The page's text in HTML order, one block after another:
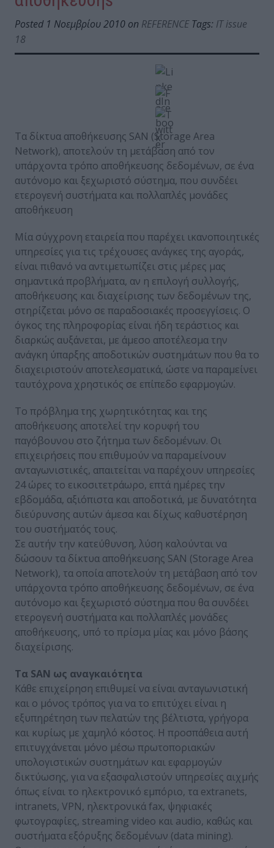
Posted 1 Νοεμβρίου 2010 on REFERENCETags: IT issue
18
Τα δίκτυα αποθήκευσης SAN (Storage Area
Network), αποτελούν τη μετάβαση από τον
υπάρχοντα τρόπο αποθήκευσης δεδομένων, σε ένα
αυτόνομο και ξεχωριστό σύστημα, που συνδέει
ετερογενή συστήματα και πολλαπλές μονάδες
αποθήκευση
Μία σύγχρονη εταιρεία που παρέχει ικανοποιητικές
υπηρεσίες για τις τρέχουσες ανάγκες της αγοράς,
είναι πιθανό να αντιμετωπίζει στις μέρες μας
σημαντικά προβλήματα, αν η επιλογή συλλογής,
αποθήκευσης και διαχείρισης των δεδομένων της,
στηρίζεται μόνο σε παραδοσιακές προσεγγίσεις. Ο
όγκος της πληροφορίας είναι ήδη τεράστιος και
διαρκώς αυξάνεται, με άμεσο αποτέλεσμα την
ανάγκη ύπαρξης αποδοτικών συστημάτων που θα το
διαχειριστούν αποτελεσματικά, ώστε να παραμείνει
ταυτόχρονα χρηστικός σε επίπεδο εφαρμογών.
Το πρόβλημα της χωρητικότητας και της
αποθήκευσης αποτελεί την κορυφή του
παγόβουνου στο ζήτημα των δεδομένων. Οι
επιχειρήσεις που επιθυμούν να παραμείνουν
ανταγωνιστικές, απαιτείται να παρέχουν υπηρεσίες
24 ώρες το εικοσιτετράωρο, επτά ημέρες την
εβδομάδα, αξιόπιστα και αποδοτικά, με δυνατότητα
διεύρυνσης αυτών άμεσα και δίχως καθυστέρηση
του συστήματός τους.
Σε αυτήν την κατεύθυνση, λύση καλούνται να
δώσουν τα δίκτυα αποθήκευσης SAN (Storage Area
Network), τα οποία αποτελούν τη μετάβαση από τον
υπάρχοντα τρόπο αποθήκευσης δεδομένων, σε ένα
αυτόνομο και ξεχωριστό σύστημα που θα συνδέει
ετερογενή συστήματα και πολλαπλές μονάδες
αποθήκευσης, υπό το πρίσμα μίας και μόνο βάσης
διαχείρισης.
Τα SAN ως αναγκαιότητα
Κάθε επιχείρηση επιθυμεί να είναι ανταγωνιστική
και ο μόνος τρόπος για να το επιτύχει είναι η
εξυπηρέτηση των πελατών της βέλτιστα, γρήγορα
και κυρίως με χαμηλό κόστος. Η προσπάθεια αυτή
επιτυγχάνεται μόνο μέσω πρωτοποριακών
υπολογιστικών συστημάτων και εφαρμογών
δικτύωσης, για να εξασφαλιστούν υπηρεσίες αιχμής
όπως είναι το ηλεκτρονικό εμπόριο, τα extranets,
intranets, VPN, ηλεκτρονικά fax, ψηφιακές
φωτογραφίες, streaming video και audio, καθώς και
συστήματα εξόρυξης δεδομένων (data mining).